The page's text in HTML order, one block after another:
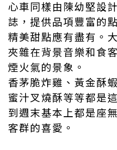
心車同樣由陳幼堅設
誌，提供品項豐富的
精美甜點應有盡有。
夾雜在背景音樂和食
煙火氣的景象。
香茅脆炸雞、黃金酥
蜜汁叉燒酥等等都是
到週末基本上都是座
客群的喜愛。